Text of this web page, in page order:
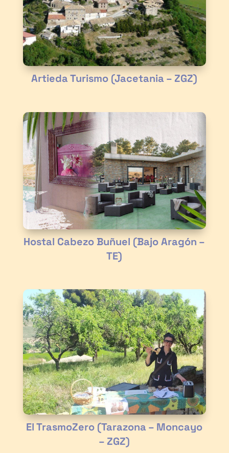
Artieda Turismo (Jacetania – ZGZ)
Hostal Cabezo Buñuel (Bajo Aragón –
TE)
El TrasmoZero (Tarazona – Moncayo
– ZGZ)